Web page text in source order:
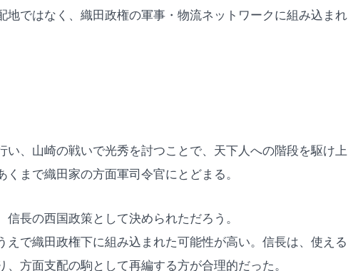
地ではなく、織田政権の軍事・物流ネットワークに組み込まれ
い、山崎の戦いで光秀を討つことで、天下人への階段を駆け上
まで織田家の方面軍司令官にとどまる。
長の西国政策として決められただろう。
で織田政権下に組み込まれた可能性が高い。信長は、使える
方面支配の駒として再編する方が合理的だった。